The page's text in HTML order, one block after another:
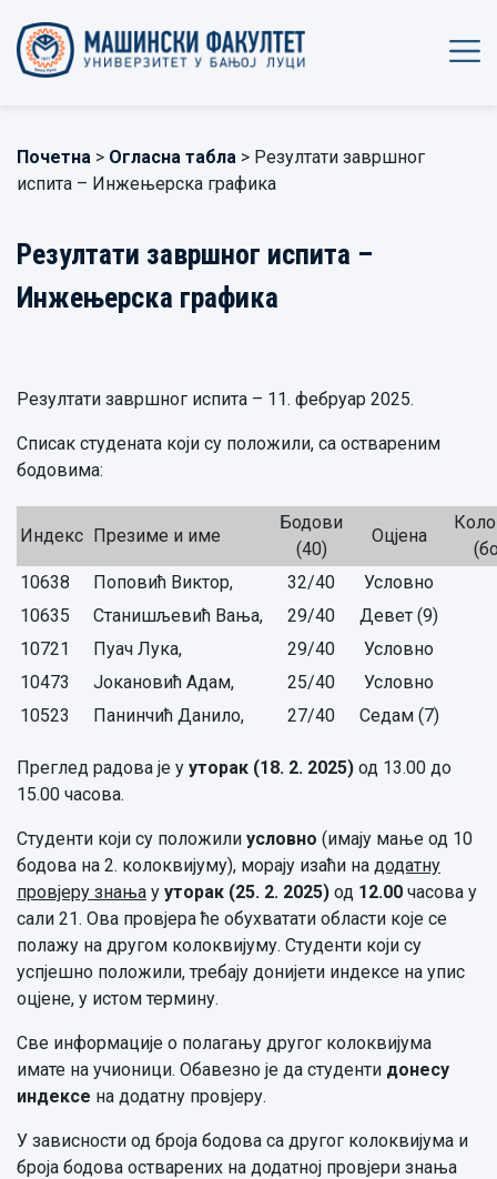
Почетна > Огласна табла > Резултати завршног
испита – Инжењерска графика
Резултати завршног испита –
Инжењерска графика
Резултати завршног испита – 11. фебруар 2025.
Списак студената који су положили, са оствареним
бодовима:
Индекс Презиме и име
Бодови
(40)
Оцјена
10638
Поповић Виктор, 32/40
Условно
10635
Станишљевић Вања, 29/40
Девет (9)
10721
Пуач Лука, 29/40
Условно
10473
Јокановић Адам, 25/40
Условно
10523
Панинчић Данило, 27/40 Седам (7)
Преглед радова је у уторак (18. 2. 2025) од 13.00 до
15.00 часова.
Студенти који су положили условно (имају мање од 10
бодова на 2. колоквијуму), морају изаћи на додатну
провјеру знања у уторак (25. 2. 2025) од 12.00 часова у
сали 21. Ова провјера ће обухватати области које се
полажу на другом колоквијуму. Студенти који су
успјешно положили, требају донијети индексе на упис
оцјене, у истом термину.
Све информације о полагању другог колоквијума
имате на учионици. Обавезно је да студенти донесу
индексе на додатну провјеру.
У зависности од броја бодова са другог колоквијума и
броја бодова остварених на додатној провјери знања